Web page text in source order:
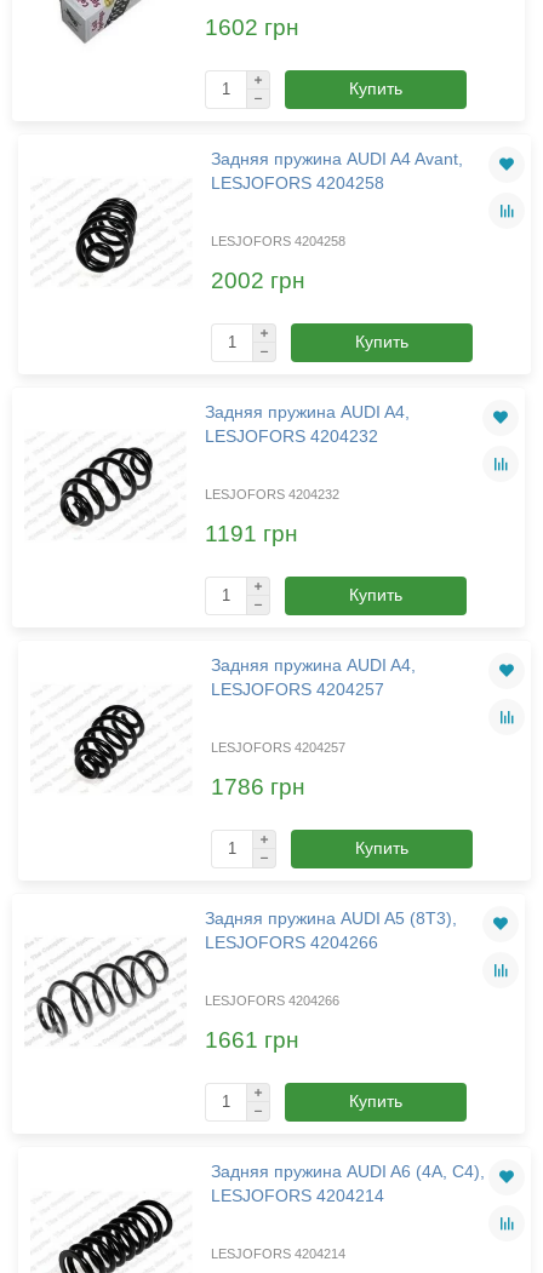
1602 грн
Купить
Задняя пружина AUDI A4 Avant,
LESJOFORS 4204258
LESJOFORS 4204258
2002 грн
Купить
Задняя пружина AUDI A4,
LESJOFORS 4204232
LESJOFORS 4204232
1191 грн
Купить
Задняя пружина AUDI A4,
LESJOFORS 4204257
LESJOFORS 4204257
1786 грн
Купить
Задняя пружина AUDI A5 (8T3),
LESJOFORS 4204266
LESJOFORS 4204266
1661 грн
Купить
Задняя пружина AUDI A6 (4A, C4),
LESJOFORS 4204214
LESJOFORS 4204214